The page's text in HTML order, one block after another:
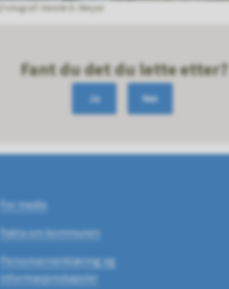
Henrik D. Meyer
Fant du det du lette etter?
Ja Nei
For media
Fakta om kommunen
Personvernerklæring og
informasjonskapsler